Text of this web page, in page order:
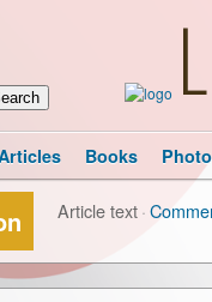
Books
Article text·